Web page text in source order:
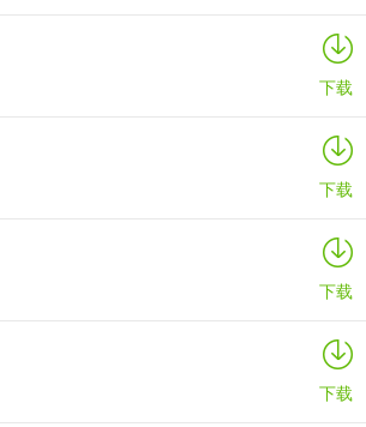
下载
下载
下载
下载